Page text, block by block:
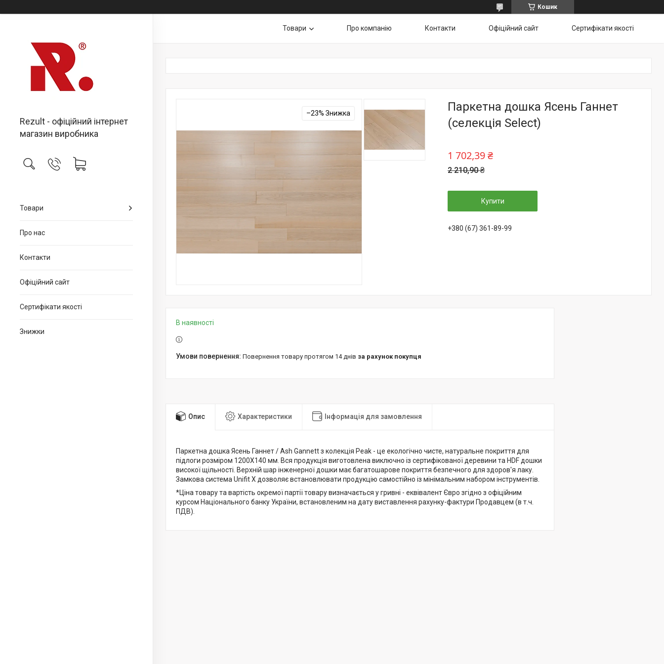
Кошик
Rezult - офіційний інтернет
магазин виробника
Товари
Про нас
Контакти
Офіційний сайт
Сертифікати якості
Знижки
Товари Про компанію Контакти Офіційний сайт Сертифікати якості
–23%
Паркетна дошка Ясень Ганнет
(селекція Select)
2 210,90 ₴
1 702,39 ₴
Купити
+380 (67) 361-89-99
В наявності
повернення товару протягом 14 днів за рахунок покупця
Опис Характеристики Інформація для замовлення
Паркетна дошка Ясень Ганнет / Ash Gannett з колекція Peak - це екологічно чисте, натуральне покриття для
підлоги розміром 1200Х140 мм. Вся продукція виготовлена ​​виключно із сертифікованої деревини та HDF дошки
високої щільності. Верхній шар інженерної дошки має багатошарове покриття безпечного для здоров'я лаку.
Замкова система Unifit X дозволяє встановлювати продукцію самостійно із мінімальним набором інструментів.
*Ціна товару та вартість окремої партії товару визначається у гривні - еквівалент Євро згідно з офіційним
курсом Національного банку України, встановленим на дату виставлення рахунку-фактури Продавцем (в т.ч.
ПДВ).